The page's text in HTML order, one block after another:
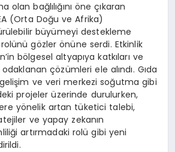
olan bağlılığını öne çıkaran
(Orta Doğu ve Afrika)
büyümeyi destekleme
gözler önüne serdi. Etkinlik
bölgesel altyapıya katkıları ve
çözümleri ele alındı. Gıda
ve veri merkezi soğutma gibi
projeler üzerinde durulurken,
yönelik artan tüketici talebi,
ve yapay zekanın
artırmadaki rolü gibi yeni